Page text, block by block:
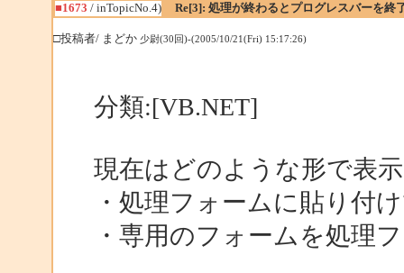
■1673 / inTopicNo.4) Re[3]: 処理が終わるとプログレスバーを終
□投稿者/ まどか 少尉(30回)-(2005/10/21(Fri) 15:17:26)
分類:[VB.NET]
現在はどのような形で表
・処理フォームに貼り付
・専用のフォームを処理